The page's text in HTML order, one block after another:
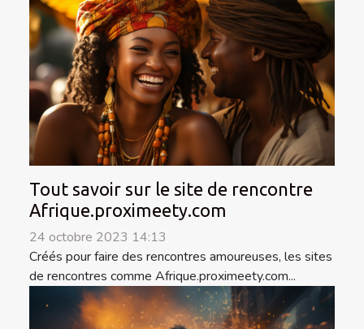
Tout savoir sur le site de rencontre
Afrique.proximeety.com
24 octobre 2023 14:13
Créés pour faire des rencontres amoureuses, les sites
de rencontres comme Afrique.proximeety.com...